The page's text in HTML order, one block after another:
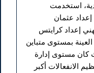
استخدمت
عثمان
إعداد كرايتس
بمستوى متباين
كان مستوى إدارة
الانفعالات أكبر